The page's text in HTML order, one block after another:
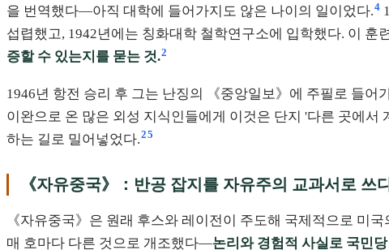
을 번역했다—아직 대학에 들어가지도 않은 나이의 일이었다.4
섭렵했고, 1942년에는 칭화대학 철학연구소에 입학했다. 이 훈
증할 수 있는지를 묻는 것.2
1946년 항전 승리 후 그는 난징의 《중앙일보》에 주필로 들
이완으로 온 많은 외성 지식인들에게 이것은 단지 '다른 곳에
하는 길로 밀어넣었다.25
《자유중국》：반공 잡지를 자유주의 교과서로 쓰
《자유중국》은 원래 후스와 레이전이 주도해 국제적으로 미
매 호마다 다른 것으로 개조했다—논리와 경험적 사실로 국민